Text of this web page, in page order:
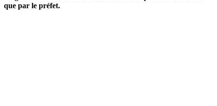
que par le préfet.